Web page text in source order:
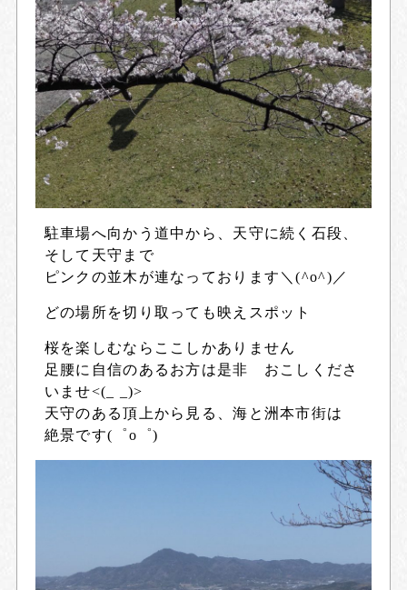
駐車場へ向かう道中から、天守に続く石段、
そして天守まで
ピンクの並木が連なっております＼(^o^)／
どの場所を切り取っても映えスポット
桜を楽しむならここしかありません
足腰に自信のあるお方は是非 おこしくださ
いませ<(_ _)>
天守のある頂上から見る、海と洲本市街は
絶景です(゜o゜)